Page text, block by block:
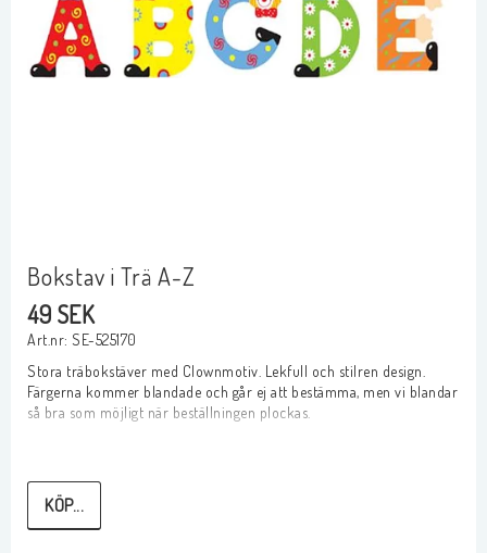
Bokstav i Trä A-Z
49 SEK
Art.nr: SE-525170
Stora träbokstäver med Clownmotiv. Lekfull och stilren design.
Färgerna kommer blandade och går ej att bestämma, men vi blandar
så bra som möjligt när beställningen plockas.
Välj bokstäver till det namn ni vill ha.
Pris pr bokstav.
(Tryck KÖP för varje bokstav du vill ha)
KÖP...